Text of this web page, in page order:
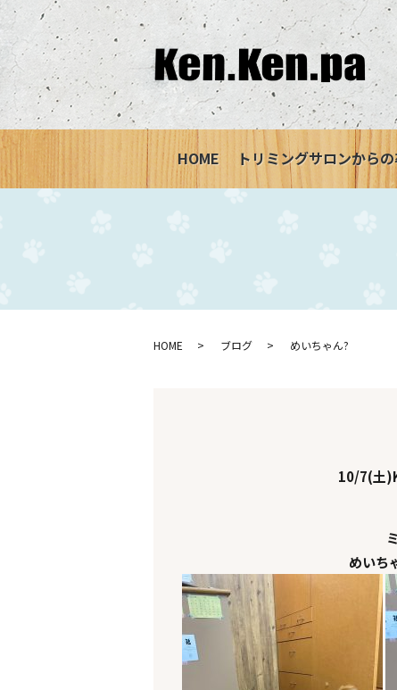
HOME トリミングサロンから
HOME ブログ めいちゃん?
10/7(土
めいち